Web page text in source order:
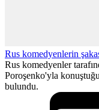
Rus komedyenlerin
Rus komedyenler
Poroşenko'yla
bulundu.